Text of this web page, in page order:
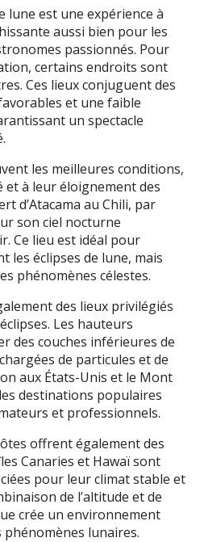
lune est une expérience à
aussi bien pour les
passionnés. Pour
certains endroits sont
Ces lieux conjuguent des
et une faible
un spectacle
les meilleures conditions,
et à leur éloignement des
d’Atacama au Chili, par
son ciel nocturne
Ce lieu est idéal pour
les éclipses de lune, mais
phénomènes célestes.
des lieux privilégiés
Les hauteurs
des couches inférieures de
de particules et de
aux États-Unis et le Mont
destinations populaires
et professionnels.
offrent également des
Canaries et Hawaï sont
pour leur climat stable et
de l’altitude et de
crée un environnement
lunaires.